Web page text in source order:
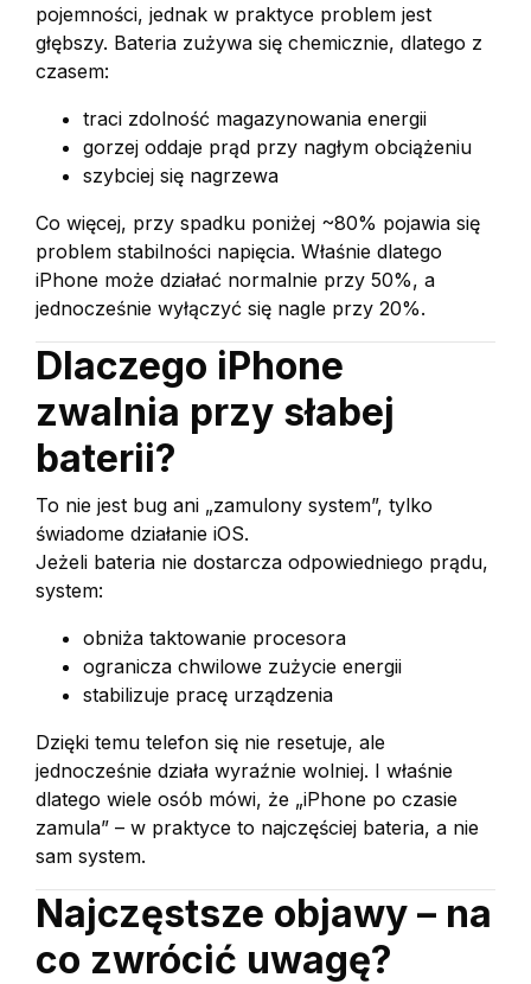
pojemności, jednak w praktyce problem jest
głębszy. Bateria zużywa się chemicznie, dlatego z
czasem:
traci zdolność magazynowania energii
gorzej oddaje prąd przy nagłym obciążeniu
szybciej się nagrzewa
Co więcej, przy spadku poniżej ~80% pojawia się
problem stabilności napięcia. Właśnie dlatego
iPhone może działać normalnie przy 50%, a
jednocześnie wyłączyć się nagle przy 20%.
Dlaczego iPhone
zwalnia przy słabej
baterii?
To nie jest bug ani „zamulony system”, tylko
świadome działanie iOS.
Jeżeli bateria nie dostarcza odpowiedniego prądu,
system:
obniża taktowanie procesora
ogranicza chwilowe zużycie energii
stabilizuje pracę urządzenia
Dzięki temu telefon się nie resetuje, ale
jednocześnie działa wyraźnie wolniej. I właśnie
dlatego wiele osób mówi, że „iPhone po czasie
zamula” – w praktyce to najczęściej bateria, a nie
sam system.
Najczęstsze objawy – na
co zwrócić uwagę?